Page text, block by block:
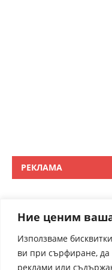
Ние ценим
Използваме
ви при сърфиране, да
реклами или
РЕКЛАМА